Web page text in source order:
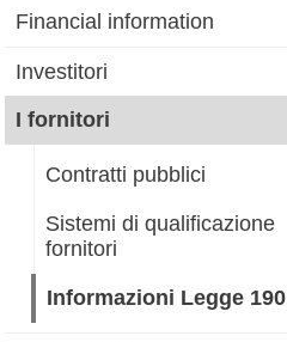
Financial information
Investitori
I fornitori
Contratti pubblici
Sistemi di qualificazione
fornitori
Informazioni Legge 190